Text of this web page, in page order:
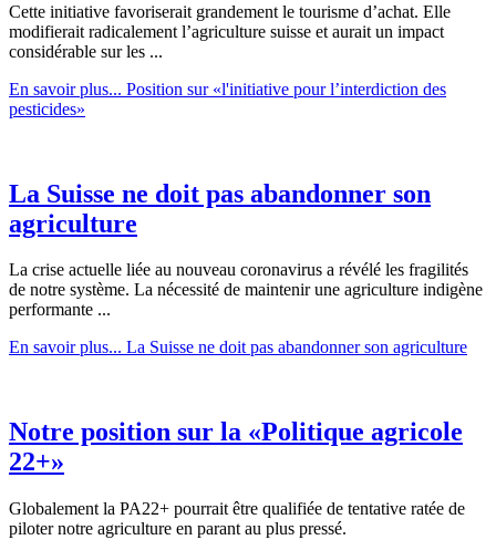
Cette initiative favoriserait grandement le tourisme d’achat. Elle
modifierait radicalement l’agriculture suisse et aurait un impact
considérable sur les ...
En savoir plus... Position sur «l'initiative pour l’interdiction des
pesticides»
La Suisse ne doit pas abandonner son
agriculture
La crise actuelle liée au nouveau coronavirus a révélé les fragilités
de notre système. La nécessité de maintenir une agriculture indigène
performante ...
En savoir plus... La Suisse ne doit pas abandonner son agriculture
Notre position sur la «Politique agricole
22+»
Globalement la PA22+ pourrait être qualifiée de tentative ratée de
piloter notre agriculture en parant au plus pressé.